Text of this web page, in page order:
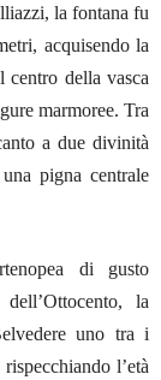
la fontana fu
acquisendo la
centro della vasca
marmoree. Tra
a due divinità
pigna centrale
di gusto
la
uno tra i
l’età